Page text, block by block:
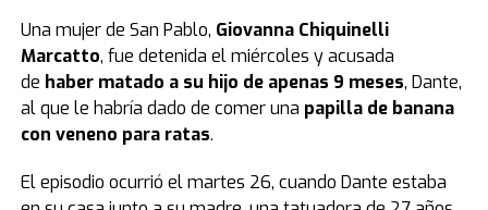
Una mujer de San Pablo, Giovanna Chiquinelli
Marcatto, fue detenida el miércoles y acusada
de haber matado a su hijo de apenas 9 meses, Dante,
al que le habría dado de comer una papilla de banana
con veneno para ratas.
El episodio ocurrió el martes 26, cuando Dante estaba